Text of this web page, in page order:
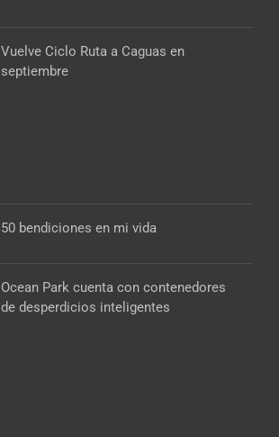
Vuelve Ciclo Ruta a Caguas en
septiembre
50 bendiciones en mi vida
Ocean Park cuenta con contenedores
de desperdicios inteligentes